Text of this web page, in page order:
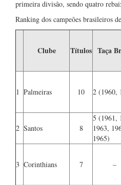
primeira divisão, sendo quatro
Ranking dos campeões brasileiros
Clube Títulos Taça
1 Palmeiras 10 2 (1960,
2 Santos 8
5 (1961,
1963,
1965)
3 Corinthians 7 –